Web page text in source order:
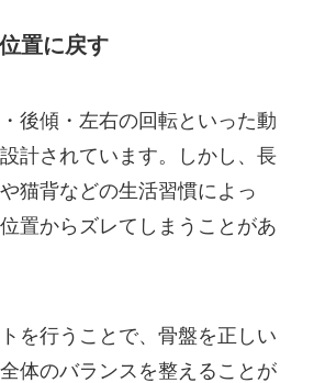
置に戻す
後傾・左右の回転といった動
計されています。しかし、長
猫背などの生活習慣によっ
置からズレてしまうことがあ
を行うことで、骨盤を正しい
体のバランスを整えることが